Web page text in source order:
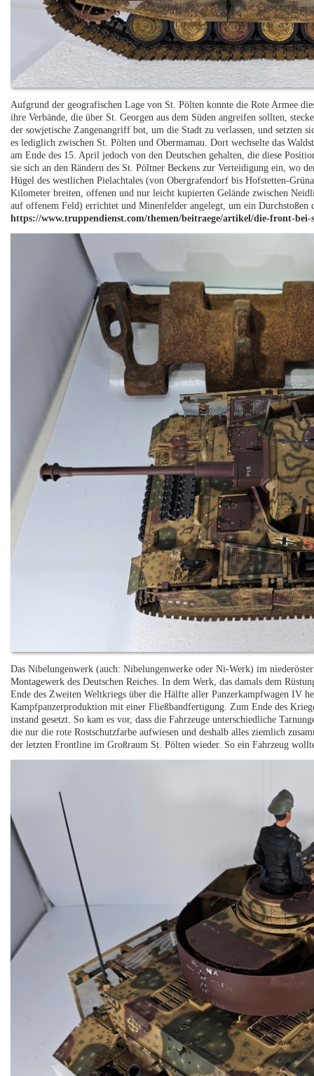
Aufgrund der geografischen Lage von St. Pölten konnte die Rote Armee
ihre Verbände, die über St. Georgen aus dem Süden angreifen sollten,
der sowjetische Zangenangriff bot, um die Stadt zu verlassen, und setzten
es lediglich zwischen St. Pölten und Obermamau. Dort wechselte das
am Ende des 15. April jedoch von den Deutschen gehalten, die diese
sie sich an den Rändern des St. Pöltner Beckens zur Verteidigung ein, wo
Hügel des westlichen Pielachtales (von Obergrafendorf bis Hofstetten-
Kilometer breiten, offenen und nur leicht kupierten Gelände zwischen
auf offenem Feld) errichtet und Minenfelder angelegt, um ein
https://www.truppendienst.com/themen/beitraege/artikel/die-front-bei-
Das Nibelungenwerk (auch: Nibelungenwerke oder Ni-Werk) im
Montagewerk des Deutschen Reiches. In dem Werk, das damals dem
Ende des Zweiten Weltkriegs über die Hälfte aller Panzerkampfwagen IV
Kampfpanzerproduktion mit einer Fließbandfertigung. Zum Ende des
instand gesetzt. So kam es vor, dass die Fahrzeuge unterschiedliche
die nur die rote Rostschutzfarbe aufwiesen und deshalb alles ziemlich
der letzten Frontline im Großraum St. Pölten wieder. So ein Fahrzeug